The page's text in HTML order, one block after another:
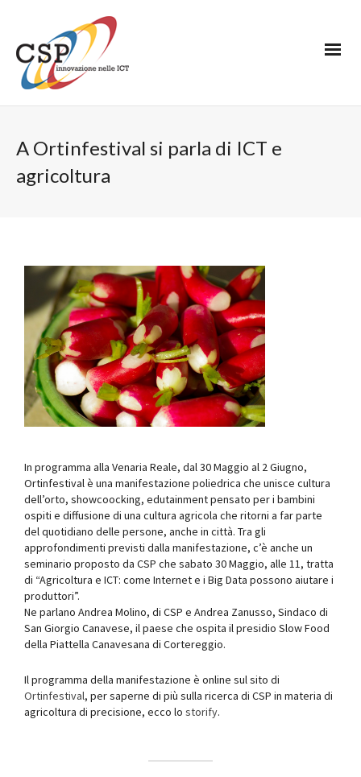
A Ortinfestival si parla di ICT e
agricoltura
In programma alla Venaria Reale, dal 30 Maggio al 2 Giugno,
Ortinfestival è una manifestazione poliedrica che unisce cultura
dell’orto, showcoocking, edutainment pensato per i bambini
ospiti e diffusione di una cultura agricola che ritorni a far parte
del quotidiano delle persone, anche in città. Tra gli
approfondimenti previsti dalla manifestazione, c’è anche un
seminario proposto da CSP che sabato 30 Maggio, alle 11, tratta
di “Agricoltura e ICT: come Internet e i Big Data possono aiutare i
produttori”.
Ne parlano Andrea Molino, di CSP e Andrea Zanusso, Sindaco di
San Giorgio Canavese, il paese che ospita il presidio Slow Food
della Piattella Canavesana di Cortereggio.
Il programma della manifestazione è online sul sito di
Ortinfestival, per saperne di più sulla ricerca di CSP in materia di
agricoltura di precisione, ecco lo storify.